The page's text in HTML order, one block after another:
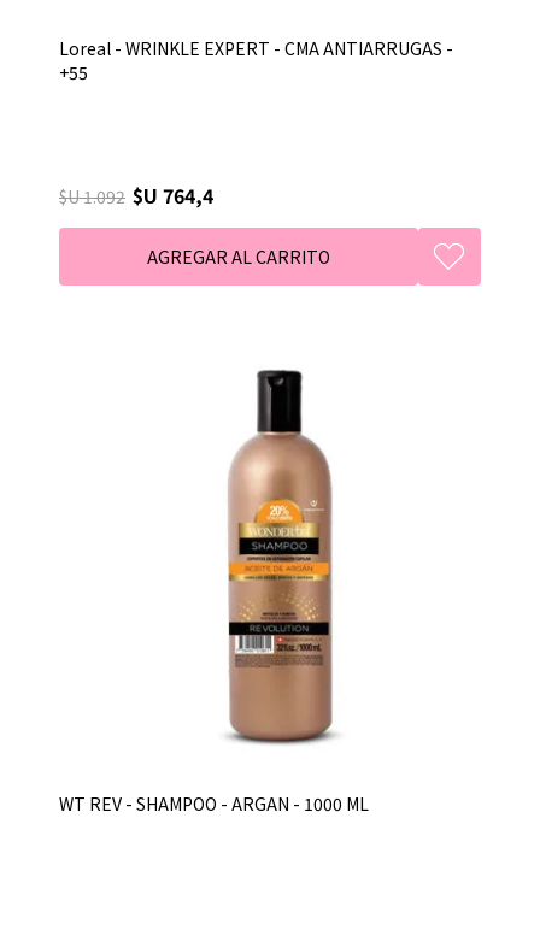
Loreal - WRINKLE EXPERT - CMA ANTIARRUGAS -
+55
$U 1.092 $U 764,4
WT REV - SHAMPOO - ARGAN - 1000 ML